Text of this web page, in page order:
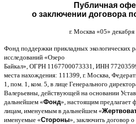
Публичная
о заключении договора
г. Москва «05» декабря
Фонд поддержки прикладных экологических
исследований «Озеро
Байкал», ОГРН 1167700073331, ИНН
места нахождения: 111399, г. Москва
1, пом . 1, ком . 5, в лице Генерального
Валерьевны действующей на основании
дальнейшем «Фонд», настоящим предлагает
лицам именуемым в дальнейшем «
именуемые «Стороны», заключить договор o